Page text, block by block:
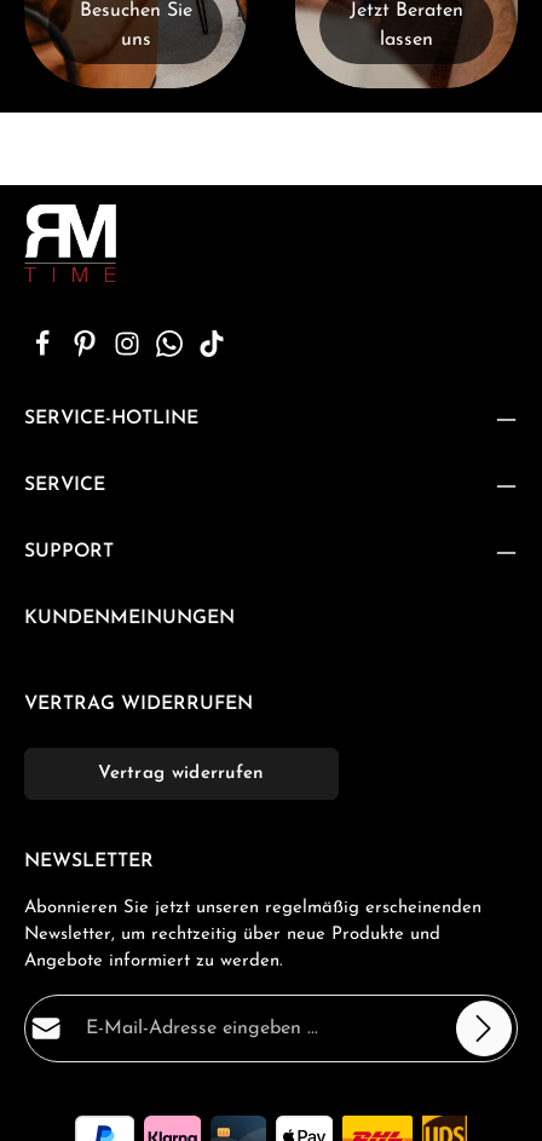
Besuchen Sie
uns
Jetzt Beraten
lassen
SERVICE-HOTLINE
SERVICE
SUPPORT
KUNDENMEINUNGEN
VERTRAG WIDERRUFEN
Vertrag widerrufen
NEWSLETTER
Abonnieren Sie jetzt unseren regelmäßig erscheinenden
Newsletter, um rechtzeitig über neue Produkte und
Angebote informiert zu werden.
E-Mail-Adresse*
Ich habe die
Datenschutzbestimmungen zur Kenntnis
Pflichtfelder.